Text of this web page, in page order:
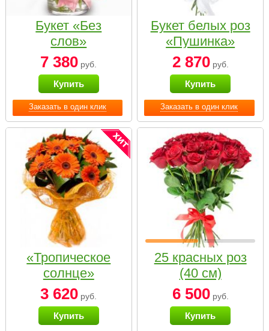
Заказать в один клик
Букет «Без
слов»
7 380 руб.
Купить
Заказать в один клик
Букет белых роз
«Пушинка»
2 870руб.
Купить
«Тропическое
солнце»
3 620 руб.
Купить
25 красных роз
(40 см)
6 500руб.
Купить